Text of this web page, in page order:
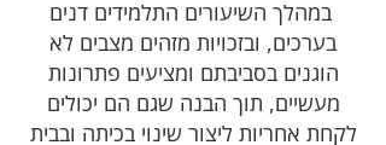
במהלך השיעורים התלמידים דנים
בערכים, ובזכויות מזהים מצבים לא
הוגנים בסביבתם ומציעים פתרונות
מעשיים, תוך הבנה שגם הם יכולים
לקחת אחריות ליצור שינוי בכיתה ובבית